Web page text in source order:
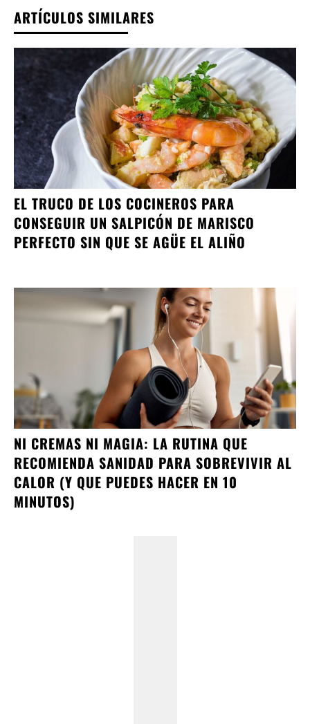
ARTÍCULOS SIMILARES
EL TRUCO DE LOS COCINEROS PARA
CONSEGUIR UN SALPICÓN DE MARISCO
PERFECTO SIN QUE SE AGÜE EL ALIÑO
NI CREMAS NI MAGIA: LA RUTINA QUE
RECOMIENDA SANIDAD PARA SOBREVIVIR AL
CALOR (Y QUE PUEDES HACER EN 10
MINUTOS)